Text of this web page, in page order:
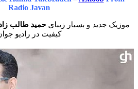
Radio Javan
و بسیار زیبایحمید طالب زادهبنام
کیفیت در رادیو جوان